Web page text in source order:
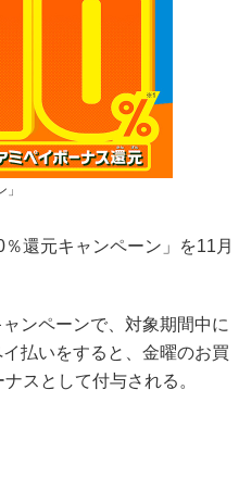
還元キャンペーン」を11月
ンペーンで、対象期間中に
払いをすると、金曜のお買
スとして付与される。